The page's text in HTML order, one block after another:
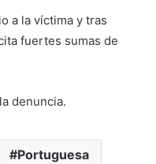
a la víctima y tras
fuertes sumas de
denuncia.
Portuguesa